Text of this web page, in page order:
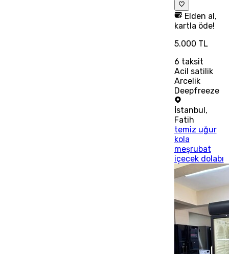
Elden al,
kartla öde!
5.000 TL
6 taksit
Acil satilik
Arcelik
Deepfreeze
İstanbul,
Fatih
temiz uğur
kola
meşrubat
içecek dolabı